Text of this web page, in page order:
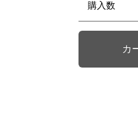
購入数